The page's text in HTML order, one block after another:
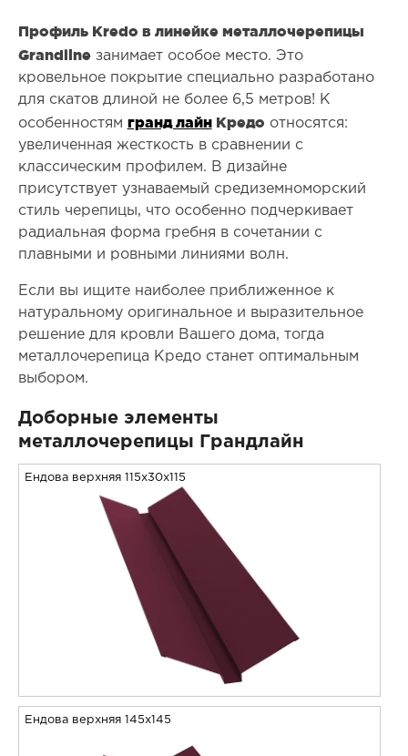
Профиль Kredo в линейке металлочерепицы
Grandlineзанимает особое место. Это
кровельное покрытие специально разработано
для скатов длиной не более 6,5 метров! К
особенностям гранд лайнКредо относятся:
увеличенная жесткость в сравнении с
классическим профилем. В дизайне
присутствует узнаваемый средиземноморский
стиль черепицы, что особенно подчеркивает
радиальная форма гребня в сочетании с
плавными и ровными линиями волн.
Если вы ищите наиболее приближенное к
натуральному оригинальное и выразительное
решение для кровли Вашего дома, тогда
металлочерепица Кредо станет оптимальным
выбором.
Доборные элементы
металлочерепицы Грандлайн
Ендова верхняя 115x30x115
Ендова верхняя 145х145